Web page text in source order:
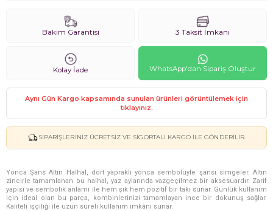
Bakım Garantisi 3 Taksit İmkanı
Kolay İade WhatsApp'dan Sipariş Oluştur
Aynı Gün Kargo kapsamında sunulan ürünleri görüntülemek için
tıklayınız.
SIPARIŞLERINIZ ÜCRETSIZ VE SIGORTALI KARGO ILE GÖNDERILIR.
Yonca Şans Altın Halhal, dört yapraklı yonca sembolüyle şansı simgeler. Altın
zincirle tamamlanan bu halhal, yaz aylarında vazgeçilmez bir aksesuardır. Zarif
yapısı ve sembolik anlamı ile hem şık hem pozitif bir takı sunar. Günlük kullanım
için ideal olan bu parça, kombinlerinizi tamamlayan ince bir dokunuş sağlar.
Kaliteli işçiliği ile uzun süreli kullanım imkânı sunar.